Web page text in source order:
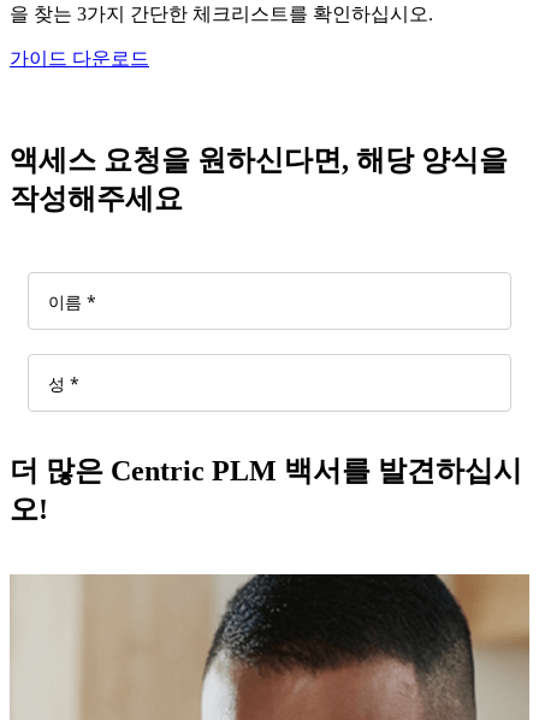
을 찾는 3가지 간단한 체크리스트를 확인하십시오.
가이드 다운로드
액세스 요청을 원하신다면, 해당 양식을
작성해주세요
더 많은 Centric PLM 백서를 발견하십시
오!